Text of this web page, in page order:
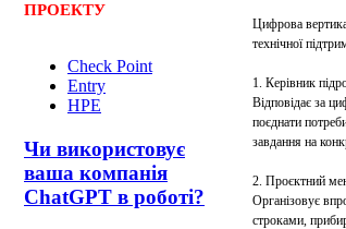
ПРОЕКТУ
Check Point
Entry
HPE
Чи використовує
ваша компанія
ChatGPT в роботі?
Цифрова
технічної
1. Керівник
Відповідає за
поєднати
завдання на
2. Проєктний
Організовує
строками,